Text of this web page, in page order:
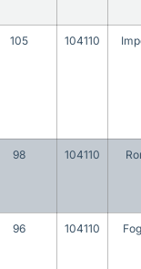
105 104110
98 104110
96 104110